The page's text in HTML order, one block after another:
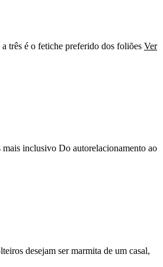
três é o fetiche preferido dos foliões Ver
inclusivo Do autorelacionamento ao
desejam ser marmita de um casal,